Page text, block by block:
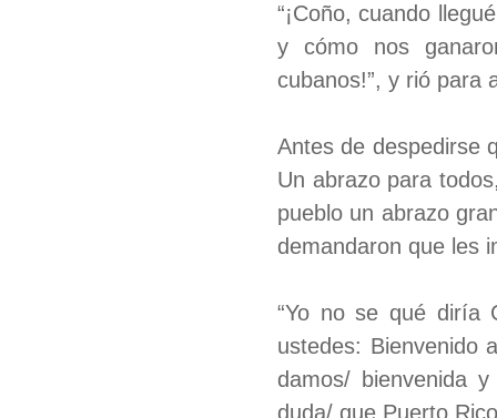
“¡Coño, cuando
y cómo nos
cubanos!”, y rió para
Antes de despedirse
Un abrazo para
pueblo un abrazo
demandaron que les
“Yo no se qué diría
ustedes: Bienvenido
damos/ bienvenida
duda/ que Puerto